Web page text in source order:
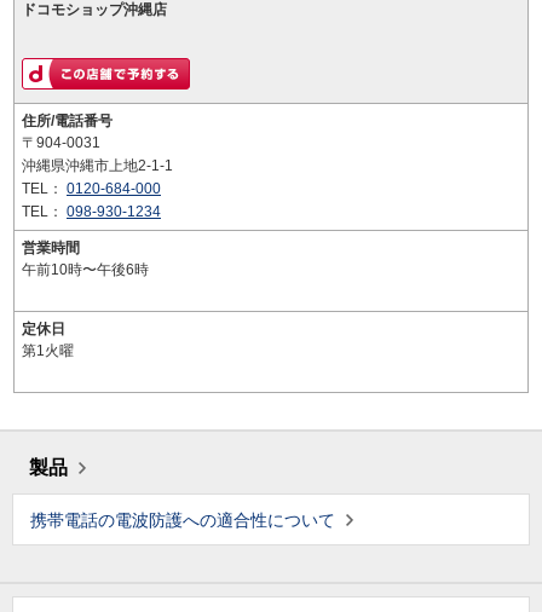
ドコモショップ沖縄店
住所/電話番号
〒904-0031
沖縄県沖縄市上地2-1-1
TEL： 0120-684-000
TEL： 098-930-1234
営業時間
午前10時〜午後6時
定休日
第1火曜
製品
携帯電話の電波防護への適合性について